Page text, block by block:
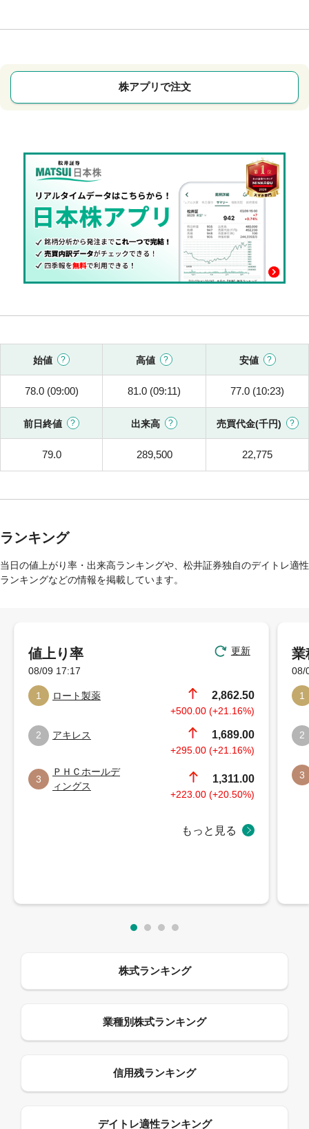
株アプリで注文
始値 高値 安値
78.0 (09:00) 81.0 (09:11) 77.0 (10:23)
前日終値 出来高 売買代金(千円)
79.0 289,500 22,775
ランキング
当日の値上がり率・出来高ランキングや、松井証券独自のデイトレ適性
ランキングなどの情報を掲載しています。